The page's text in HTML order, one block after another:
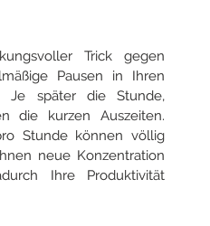
Trick gegen
Pausen in Ihren
Je später die Stunde,
die kurzen Auszeiten.
Stunde können völlig
neue Konzentration
Ihre Produktivität